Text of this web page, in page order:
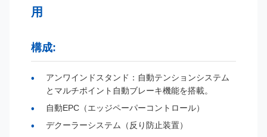
用
構成:
アンワインドスタンド：自動テンションシステム
とマルチポイント自動ブレーキ機能を搭載。
自動EPC（エッジペーパーコントロール）
デクーラーシステム（反り防止装置）